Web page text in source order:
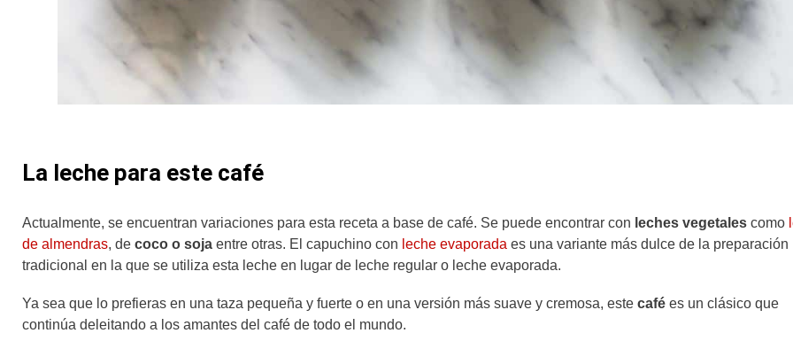
La leche para este café
Actualmente, se encuentran variaciones para esta receta a base de café. Se puede encontrar con leches vegetales como
de almendras, de coco o soja entre otras. El capuchino con leche evaporada es una variante más dulce de la preparación
tradicional en la que se utiliza esta leche en lugar de leche regular o leche evaporada.
Ya sea que lo prefieras en una taza pequeña y fuerte o en una versión más suave y cremosa, este café es un clásico que
continúa deleitando a los amantes del café de todo el mundo.